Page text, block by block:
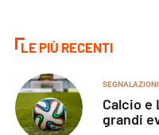
LE PIÙ RECENTI
SEGNALAZIONI
Calcio e
grandi